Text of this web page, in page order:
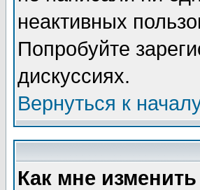
неактивных
Попробуйте
дискуссиях.
Вернуться к
Как мне